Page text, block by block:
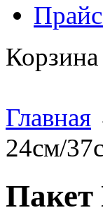
Корзина
Главная
24см/